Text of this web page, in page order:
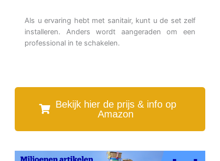
Als u ervaring hebt met sanitair, kunt u de set zelf
installeren. Anders wordt aangeraden om een
professional in te schakelen.
Bekijk hier de prijs & info op
Amazon